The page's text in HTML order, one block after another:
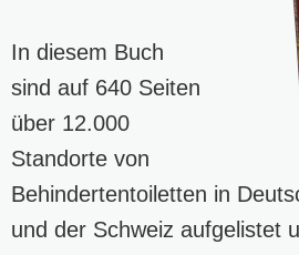
In diesem Buch
sind auf 640 Seiten
über 12.000
Standorte von
Behindertentoiletten in
und der Schweiz aufgelistet